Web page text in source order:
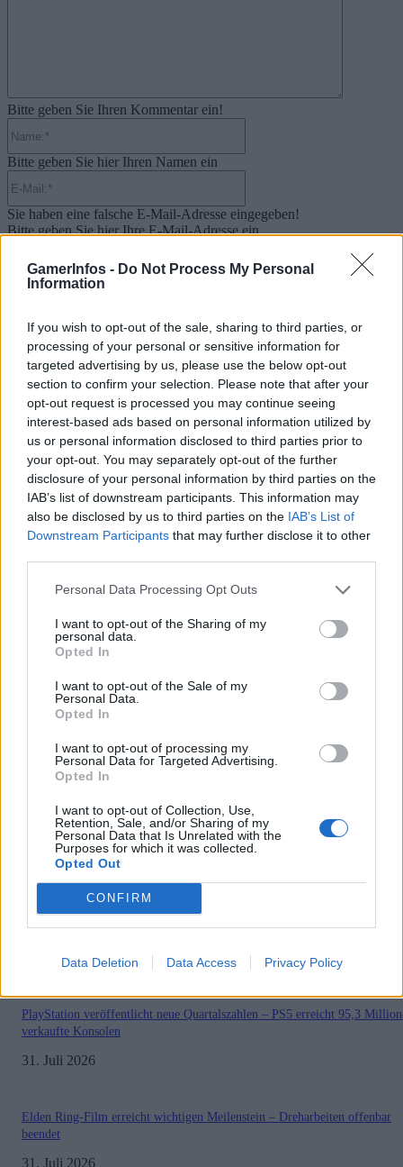
GamerInfos - Do Not Process My Personal
Information
If you wish to opt-out of the sale, sharing to third parties, or
processing of your personal or sensitive information for
targeted advertising by us, please use the below opt-out
section to confirm your selection. Please note that after your
opt-out request is processed you may continue seeing
interest-based ads based on personal information utilized by
us or personal information disclosed to third parties prior to
your opt-out. You may separately opt-out of the further
disclosure of your personal information by third parties on the
IAB’s list of downstream participants. This information may
also be disclosed by us to third parties on the IAB’s List of
Downstream Participants that may further disclose it to other
Personal Data Processing Opt Outs
I want to opt-out of the Sharing of my
personal data.
Opted In
I want to opt-out of the Sale of my
Personal Data.
Opted In
I want to opt-out of processing my
Personal Data for Targeted Advertising.
Opted In
I want to opt-out of Collection, Use,
Retention, Sale, and/or Sharing of my
Personal Data that Is Unrelated with the
Purposes for which it was collected.
Opted Out
CONFIRM
Data Deletion Data Access Privacy Policy
Bitte geben Sie Ihren Kommentar ein!
Bitte geben Sie hier Ihren Namen ein
Sie haben eine falsche E-Mail-Adresse eingegeben!
Bitte geben Sie hier Ihre E-Mail-Adresse ein
Kategorien
.News
E-Sport
E3 | GamesCom | Events | Messen
Gadgets
Gadgets | Zubehör | Hardware Reviews
PlayStation
Preishits | Sonderangebote
Reviews
Sonderartikel
BELIEBT
Sony bereitet sich auf GTA 6 vor – PS5-Nachschub für den Mega-Launch
gesichert
3. August 2026
Halo: Campaign Evolved erhält erstes Update – Zahlreiche Fehler behoben
31. Juli 2026
PlayStation veröffentlicht neue Quartalszahlen – PS5 erreicht 95,3
verkaufte Konsolen
31. Juli 2026
Elden Ring-Film erreicht wichtigen Meilenstein – Dreharbeiten offenbar
beendet
31. Juli 2026